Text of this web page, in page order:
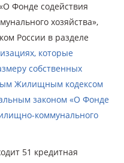
Фонде содействия
хозяйства»,
России в разделе
которые
собственных
Жилищным кодексом
законом «О Фонде
коммунального
51 кредитная